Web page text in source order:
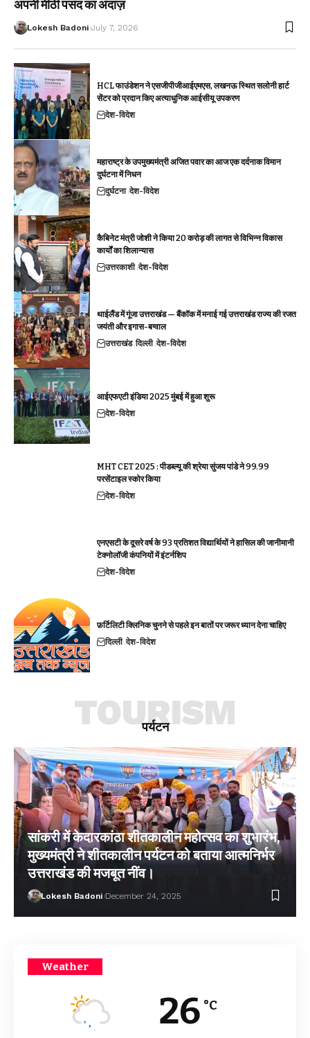
अपनी मीठी पसंद का अंदाज़
Lokesh Badoni July 7, 2026
HCL फाउंडेशन ने एसजीपीजीआईएमएस, लखनऊ स्थित सलोनी हार्ट
सेंटर को प्रदान किए अत्याधुनिक आईसीयू उपकरण
देश-विदेश
महाराष्ट्र के उपमुख्यमंत्री अजित पवार का आज एक दर्दनाक विमान
दुर्घटना में निधन
दुर्घटना देश-विदेश
कैबिनेट मंत्री जोशी ने किया 20 करोड़ की लागत से विभिन्न विकास
कार्यों का शिलान्यास
उत्तरकाशी देश-विदेश
थाईलैंड में गूंजा उत्तराखंड — बैंकॉक में मनाई गई उत्तराखंड राज्य की रजत
जयंती और इगास-बग्वाल
उत्तराखंड दिल्ली देश-विदेश
आईएफएटी इंडिया 2025 मुंबई में हुआ शुरू
देश-विदेश
MHT CET 2025 : पीडब्ल्यू की श्रेया सुंजय पांडे ने 99.99
परसेंटाइल स्कोर किया
देश-विदेश
एनएसटी के दूसरे वर्ष के 93 प्रतिशत विद्यार्थियों ने हासिल की जानीमानी
टेक्नोलॉजी कंपनियों में इंटर्नशिप
देश-विदेश
फ़र्टिलिटी क्लिनिक चुनने से पहले इन बातों पर जरूर ध्यान देना चाहिए
दिल्ली देश-विदेश
पर्यटन
TOURISM
सांकरी में केदारकांठा शीतकालीन महोत्सव का शुभारंभ,
मुख्यमंत्री ने शीतकालीन पर्यटन को बताया आत्मनिर्भर
उत्तराखंड की मजबूत नींव।
Lokesh Badoni December 24, 2025
Weather
26 °C